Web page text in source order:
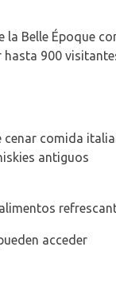
Belle Époque
hasta 900
cenar comida
antiguos
acceder